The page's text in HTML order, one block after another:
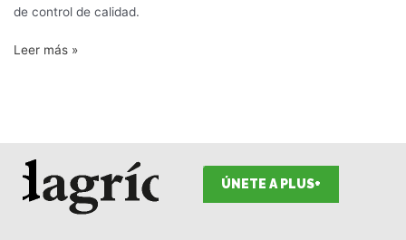
de control de calidad.
Leer más »
ÚNETE A PLUS+